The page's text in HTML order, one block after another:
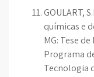
GOULART,
químicas e
MG: Tese
Programa
Tecnologia